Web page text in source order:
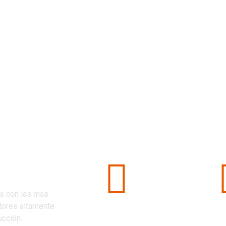
con las más
altamente